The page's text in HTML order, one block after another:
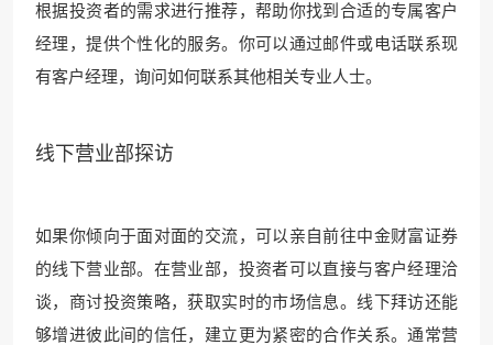
根据投资者的需求进行推荐，帮助你找到合适的专属客户
经理，提供个性化的服务。你可以通过邮件或电话联系现
有客户经理，询问如何联系其他相关专业人士。
线下营业部探访
如果你倾向于面对面的交流，可以亲自前往中金财富证券
的线下营业部。在营业部，投资者可以直接与客户经理洽
谈，商讨投资策略，获取实时的市场信息。线下拜访还能
够增进彼此间的信任，建立更为紧密的合作关系。通常营